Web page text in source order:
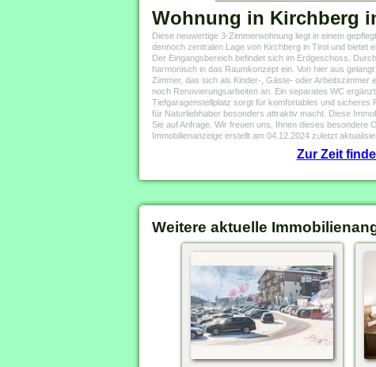
Wohnung in Kirchberg
Diese neuwertige 3-Zimmerwohnung liegt in einem
dennoch zentralen Lage von Kirchberg in Tirol und bietet
Der Eingangsbereich befindet sich im Erdgeschoss.
harmonisch in das Raumkonzept ein. Von hier aus
Zimmer, das sich als Kinder-, Gäste- oder Arbeitszimmer
noch Renovierungsarbeiten an. Ein separates WC
Tiefgaragenstellplatz sorgt für komfortables und sicheres
für Naturliebhaber besonders attraktiv macht. Diese
Sie auf Anfrage. Wir freuen uns, Ihnen dieses besondere
Immobilienanzeige erstellt am 04.12.2024 zuletzt
Zur Zeit
Weitere aktuelle